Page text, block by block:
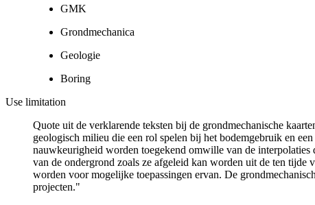
GMK
Grondmechanica
Geologie
Boring
Use limitation
Quote uit de verklarende teksten bij de grondmechanische
geologisch milieu die een rol spelen bij het bodemgebruik en
nauwkeurigheid worden toegekend omwille van de interpolaties
van de ondergrond zoals ze afgeleid kan worden uit de ten tijde
worden voor mogelijke toepassingen ervan. De
projecten."